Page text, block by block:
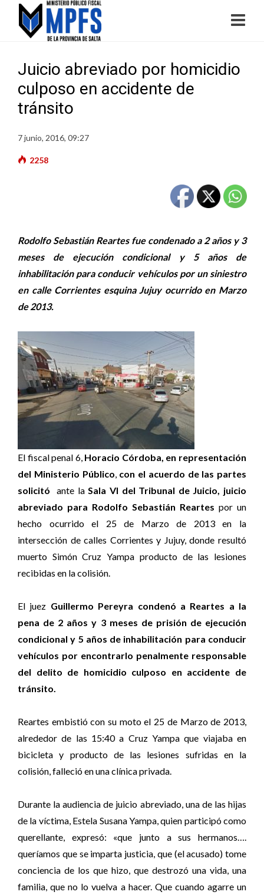
Juicio abreviado por homicidio
culposo en accidente de
tránsito
7 junio, 2016, 09:27
2258
Rodolfo Sebastián Reartes fue condenado a 2 años y 3
meses de ejecución condicional y 5 años de
inhabilitación para conducir vehículos por un siniestro
en calle Corrientes esquina Jujuy ocurrido en Marzo
de 2013.
El fiscal penal 6, Horacio Córdoba, en representación
del Ministerio Público, con el acuerdo de las partes
solicitó ante laSala VI del Tribunal de Juicio, juicio
abreviado para Rodolfo Sebastián Reartes por un
hecho ocurrido el 25 de Marzo de 2013 en la
intersección de calles Corrientes y Jujuy, donde resultó
muerto Simón Cruz Yampa producto de las lesiones
recibidas en la colisión.
El juez Guillermo Pereyra condenó a Reartes a la
pena de 2 años y 3 meses de prisión de ejecución
condicional y 5 años de inhabilitación para conducir
vehículos por encontrarlo penalmente responsable
del delito de homicidio culposo en accidente de
tránsito.
Reartes embistió con su moto el 25 de Marzo de 2013,
alrededor de las 15:40 a Cruz Yampa que viajaba en
bicicleta y producto de las lesiones sufridas en la
colisión, falleció en una clínica privada.
Durante la audiencia de juicio abreviado, una de las hijas
de la víctima, Estela Susana Yampa, quien participó como
querellante, expresó: «que junto a sus hermanos….
queríamos que se imparta justicia, que (el acusado) tome
conciencia de los que hizo, que destrozó una vida, una
familia, que no lo vuelva a hacer. Que cuando agarre un